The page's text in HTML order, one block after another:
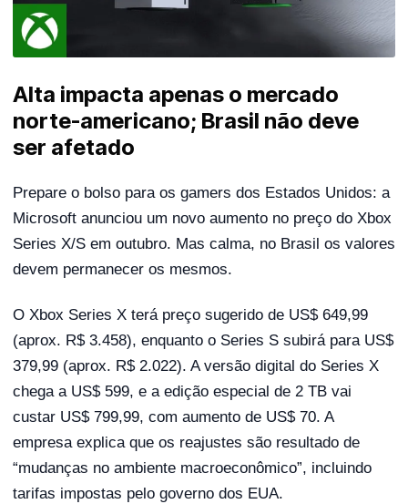
Alta impacta apenas o mercado
norte-americano; Brasil não deve
ser afetado
Prepare o bolso para os gamers dos Estados Unidos: a
Microsoft anunciou um novo aumento no preço do Xbox
Series X/S em outubro. Mas calma, no Brasil os valores
devem permanecer os mesmos.
O Xbox Series X terá preço sugerido de US$ 649,99
(aprox. R$ 3.458), enquanto o Series S subirá para US$
379,99 (aprox. R$ 2.022). A versão digital do Series X
chega a US$ 599, e a edição especial de 2 TB vai
custar US$ 799,99, com aumento de US$ 70. A
empresa explica que os reajustes são resultado de
“mudanças no ambiente macroeconômico”, incluindo
tarifas impostas pelo governo dos EUA.